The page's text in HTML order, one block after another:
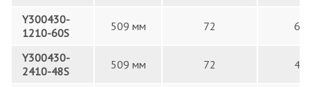
Y300430-
1210-60S
509 мм 72 60
Y300430-
2410-48S
509 мм 72 48